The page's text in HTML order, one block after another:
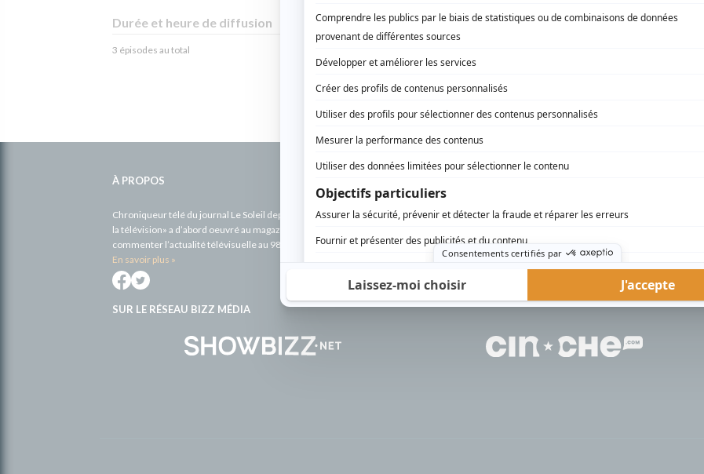
Durée et heure de diffusion
3 épisodes au total
À PROPOS
Chroniqueur télé du journal Le Soleil depuis 2001, Richard Therrien carbure à son petit écran. Celui qu’on surnomme parfois «l’encyclopédie de
la télévision» a d’abord oeuvré au magazine TV Hebdo de 1996 à 2001. Sa spécialité: la télé québécoise. On peut l’entendre régulièrement
commenter l’actualité télévisuelle au 98,5.
En savoir plus »
SUR LE RÉSEAU BIZZ MÉDIA